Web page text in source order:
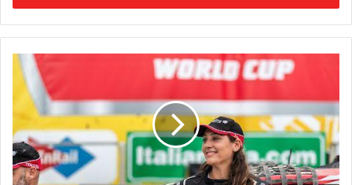
ب
ر
ي
د
ل
إ
ل
ك
ت